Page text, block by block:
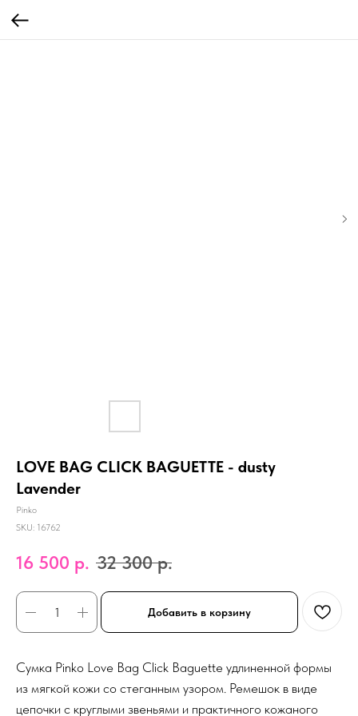
LOVE BAG CLICK BAGUETTE - dusty
Lavender
Pinko
SKU: 16762
16 500 р. 32 300 р.
Добавить в корзину
Сумка Pinko Love Bag Click Baguette удлиненной формы
из мягкой кожи со стеганным узором. Ремешок в виде
цепочки с круглыми звеньями и практичного кожаного